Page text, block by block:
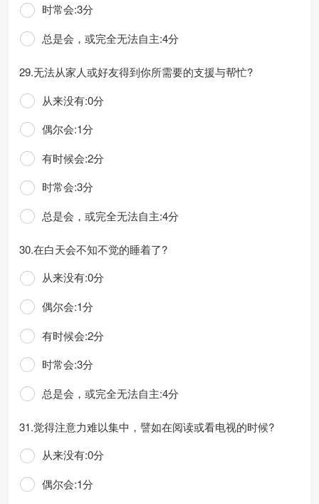
时常会:3分
总是会，或完全无法自主:4分
29.无法从家人或好友得到你所需要的支援与帮忙?
从来没有:0分
偶尔会:1分
有时候会:2分
时常会:3分
总是会，或完全无法自主:4分
30.在白天会不知不觉的睡着了?
从来没有:0分
偶尔会:1分
有时候会:2分
时常会:3分
总是会，或完全无法自主:4分
31.觉得注意力难以集中，譬如在阅读或看电视的时候?
从来没有:0分
偶尔会:1分